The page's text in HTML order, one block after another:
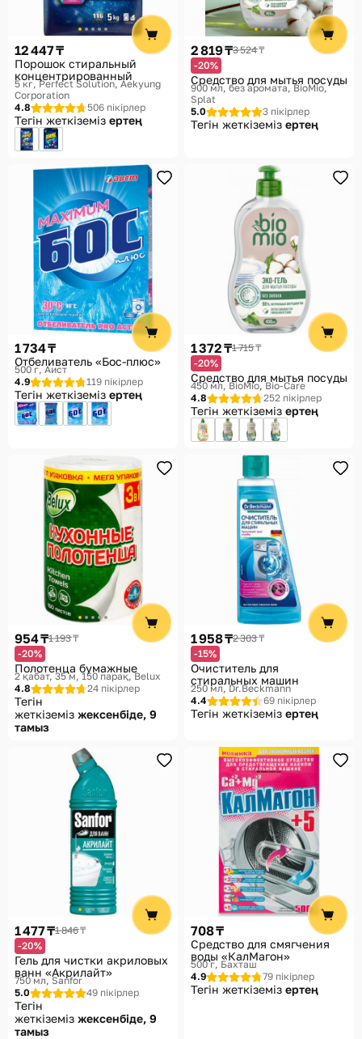
12 447 ₸
Порошок стиральный
концентрированный
5 кг Perfect Solution, Aekyung
Corporation
4.8
506 пікірлер
Тегін жеткіземіз ертең
2 819 ₸3 524 ₸
-20%
Средство для мытья посуды
900 мл, без аромата BioMio,
Splat
5.0
3 пікірлер
Тегін жеткіземіз ертең
1 734 ₸
Отбеливатель «Бос-плюс»
500 г Аист
4.9
119 пікірлер
Тегін жеткіземіз ертең
1 372 ₸1 715 ₸
-20%
Средство для мытья посуды
450 мл BioMio, Bio-Care
4.8
252 пікірлер
Тегін жеткіземіз ертең
954 ₸1 193 ₸
-20%
Полотенца бумажные
2 қабат, 35 м, 150 парақ Belux
4.8
24 пікірлер
Тегін
жеткіземіз жексенбіде, 9
тамыз
1 958 ₸2 303 ₸
-15%
Очиститель для
стиральных машин
250 мл Dr.Beckmann
4.4
69 пікірлер
Тегін жеткіземіз ертең
1 477 ₸1 846 ₸
-20%
Гель для чистки акриловых
ванн «Акрилайт»
750 мл Sanfor
5.0
49 пікірлер
Тегін
жеткіземіз жексенбіде, 9
тамыз
708 ₸
Средство для смягчения
воды «КалМагон»
500 г Бахташ
4.9
79 пікірлер
Тегін жеткіземіз ертең